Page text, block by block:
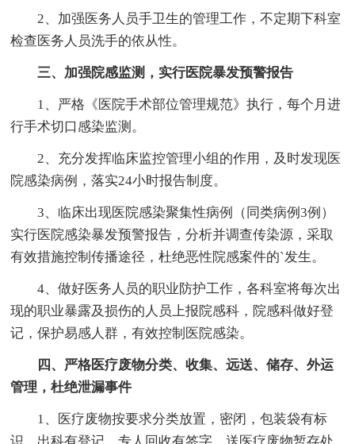
2、加强医务人员手卫生的管理工作，不定期下科室
检查医务人员洗手的依从性。
三、加强院感监测，实行医院暴发预警报告
1、严格《医院手术部位管理规范》执行，每个月进
行手术切口感染监测。
2、充分发挥临床监控管理小组的作用，及时发现医
院感染病例，落实24小时报告制度。
3、临床出现医院感染聚集性病例（同类病例3例）
实行医院感染暴发预警报告，分析并调查传染源，采取
有效措施控制传播途径，杜绝恶性院感案件的`发生。
4、做好医务人员的职业防护工作，各科室将每次出
现的职业暴露及损伤的人员上报院感科，院感科做好登
记，保护易感人群，有效控制医院感染。
四、严格医疗废物分类、收集、远送、储存、外运
管理，杜绝泄漏事件
1、医疗废物按要求分类放置，密闭，包装袋有标
识，出科有登记，专人回收有签字，送医疗废物暂存处